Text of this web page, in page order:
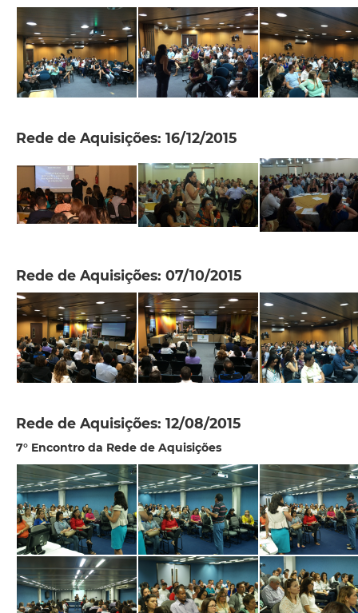
Rede de Aquisições: 16/12/2015
Rede de Aquisições: 07/10/2015
Rede de Aquisições: 12/08/2015
7° Encontro da Rede de Aquisições